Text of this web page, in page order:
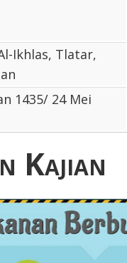
Ikhlas, Tlatar,
1435/ 24 Mei
Kajian